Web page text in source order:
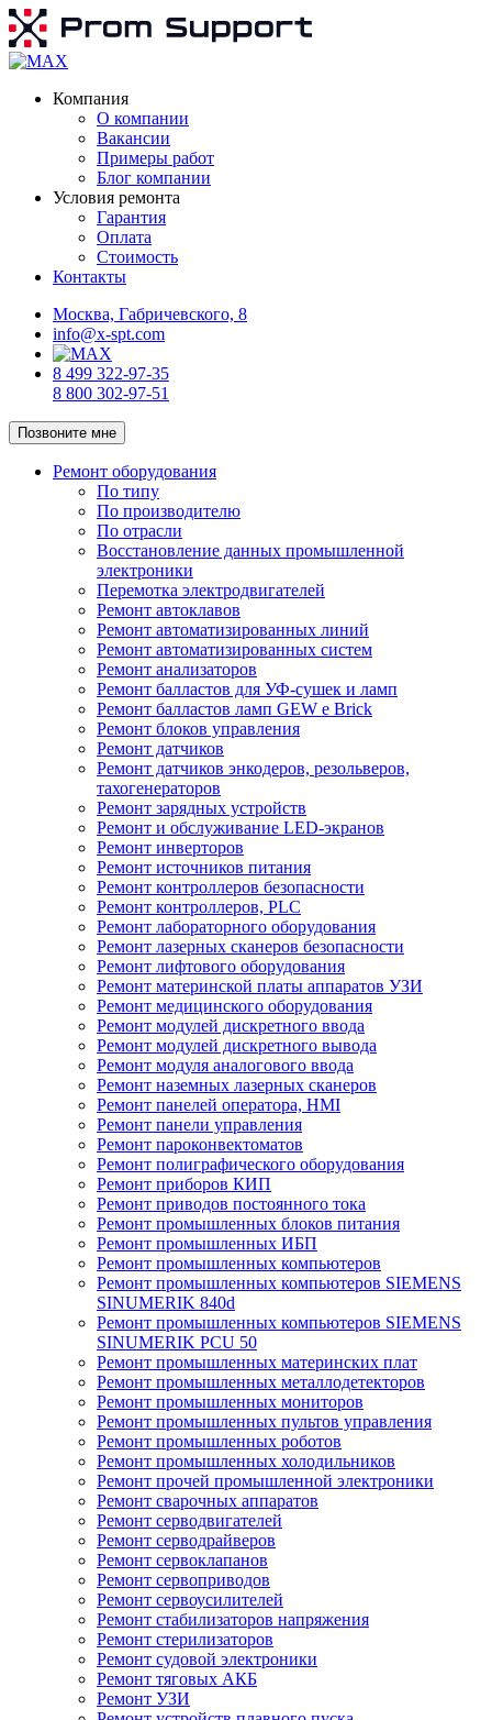
Компания
О компании
Вакансии
Примеры работ
Блог компании
Условия ремонта
Гарантия
Оплата
Стоимость
Контакты
Москва, Габричевского, 8
info@x-spt.com
8 499 322-97-35
8 800 302-97-51
Позвоните мне
Ремонт оборудования
По типу
По производителю
По отрасли
Восстановление данных промышленной
электроники
Перемотка электродвигателей
Ремонт автоклавов
Ремонт автоматизированных линий
Ремонт автоматизированных систем
Ремонт анализаторов
Ремонт балластов для УФ-сушек и ламп
Ремонт балластов ламп GEW e Brick
Ремонт блоков управления
Ремонт датчиков
Ремонт датчиков энкодеров, резольверов,
тахогенераторов
Ремонт зарядных устройств
Ремонт и обслуживание LED-экранов
Ремонт инверторов
Ремонт источников питания
Ремонт контроллеров безопасности
Ремонт контроллеров, PLC
Ремонт лабораторного оборудования
Ремонт лазерных сканеров безопасности
Ремонт лифтового оборудования
Ремонт материнской платы аппаратов УЗИ
Ремонт медицинского оборудования
Ремонт модулей дискретного ввода
Ремонт модулей дискретного вывода
Ремонт модуля аналогового ввода
Ремонт наземных лазерных сканеров
Ремонт панелей оператора, HMI
Ремонт панели управления
Ремонт пароконвектоматов
Ремонт полиграфического оборудования
Ремонт приборов КИП
Ремонт приводов постоянного тока
Ремонт промышленных блоков питания
Ремонт промышленных ИБП
Ремонт промышленных компьютеров
Ремонт промышленных компьютеров SIEMENS
SINUMERIK 840d
Ремонт промышленных компьютеров SIEMENS
SINUMERIK PCU 50
Ремонт промышленных материнских плат
Ремонт промышленных металлодетекторов
Ремонт промышленных мониторов
Ремонт промышленных пультов управления
Ремонт промышленных роботов
Ремонт промышленных холодильников
Ремонт прочей промышленной электроники
Ремонт сварочных аппаратов
Ремонт серводвигателей
Ремонт серводрайверов
Ремонт сервоклапанов
Ремонт сервоприводов
Ремонт сервоусилителей
Ремонт стабилизаторов напряжения
Ремонт стерилизаторов
Ремонт судовой электроники
Ремонт тяговых АКБ
Ремонт УЗИ